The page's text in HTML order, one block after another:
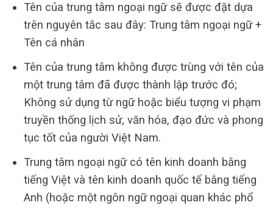
Tên của trung tâm ngoại ngữ sẽ được đặt dựa
trên nguyên tắc sau đây: Trung tâm ngoại ngữ +
Tên cá nhân
Tên của trung tâm không được trùng với tên của
một trung tâm đã được thành lập trước đó;
Không sử dụng từ ngữ hoặc biểu tượng vi phạm
truyền thống lịch sử, văn hóa, đạo đức và phong
tục tốt của người Việt Nam.
Trung tâm ngoại ngữ có tên kinh doanh bằng
tiếng Việt và tên kinh doanh quốc tế bằng tiếng
Anh (hoặc một ngôn ngữ ngoại quan khác phổ